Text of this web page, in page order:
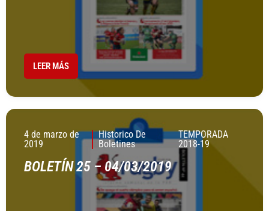
LEER MÁS
4 de marzo de
2019
Historico De
Boletines
TEMPORADA
2018-19
BOLETÍN 25 – 04/03/2019